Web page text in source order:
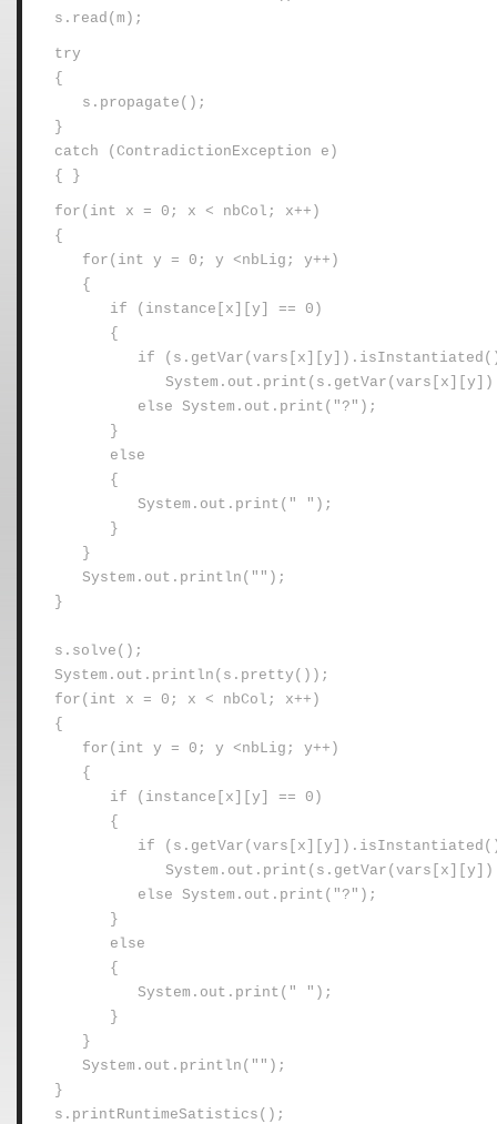
s.read(m);
try
{
s.propagate();
}
catch (ContradictionException e)
{ }
for(int x = 0; x < nbCol; x++)
{
for(int y = 0; y <nbLig; y++)
{
if (instance[x][y] == 0)
{
if
else System.out.print("?");
}
else
{
System.out.print(" ");
}
}
System.out.println("");
}
s.solve();
System.out.println(s.pretty());
for(int x = 0; x < nbCol; x++)
{
for(int y = 0; y <nbLig; y++)
{
if (instance[x][y] == 0)
{
if
else System.out.print("?");
}
else
{
System.out.print(" ");
}
}
System.out.println("");
}
s.printRuntimeSatistics();